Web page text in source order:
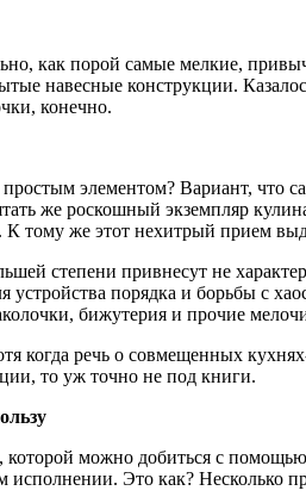
как порой самые мелкие,
навесные конструкции.
конечно.
элементом? Вариант, что
же роскошный экземпляр
К тому же этот нехитрый прием
степени привнесут не
устройства порядка и борьбы с
бижутерия и прочие
когда речь о совмещенных
то уж точно не под книги.
можно добиться с помощью
исполнении. Это как? Несколько